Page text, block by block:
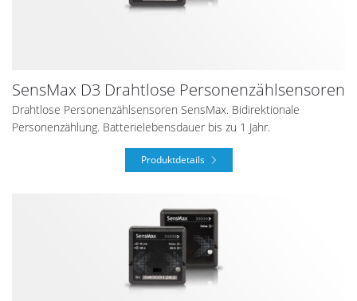
SensMax D3 Drahtlose Personenzählsensoren
Drahtlose Personenzählsensoren SensMax. Bidirektionale
Personenzählung. Batterielebensdauer bis zu 1 Jahr.
Produktdetails